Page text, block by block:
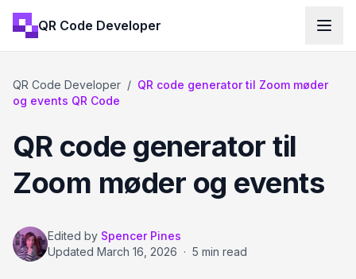
QR Code Developer
QR Code Developer / QR code generator til Zoom møder
og events QR Code
QR code generator til
Zoom møder og events
Edited by Spencer Pines
Updated March 16, 2026 · 5 min read